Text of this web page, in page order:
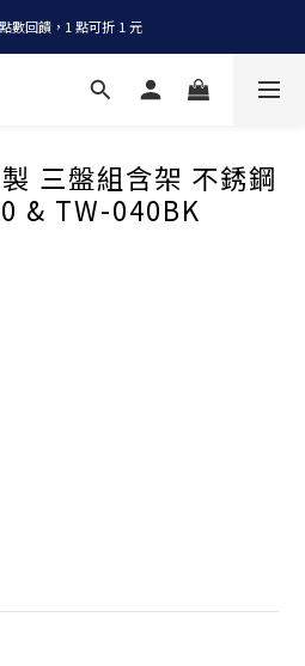
NT$1200，即享免運
數回饋，1 點可折 1 元
NT$1200，即享免運
三盤組含架 不銹鋼
& TW-040BK